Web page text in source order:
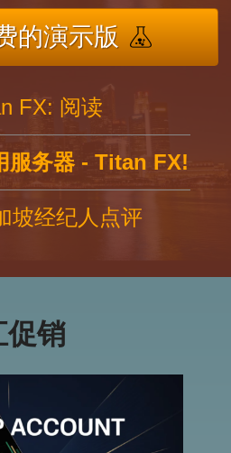
的演示版
FX: 阅读
服务器 - Titan FX!
坡经纪人点评
促销